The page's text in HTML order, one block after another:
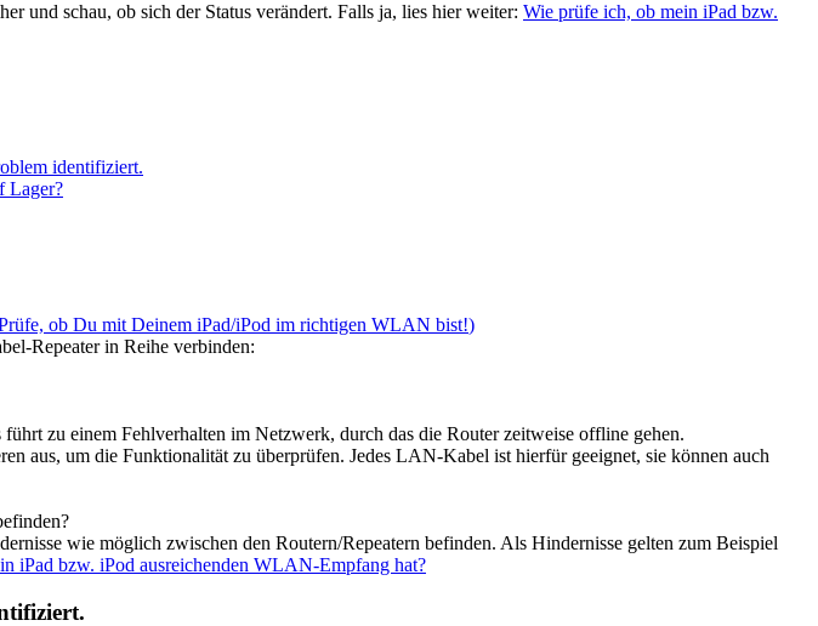
und schau, ob sich der Status verändert. Falls ja, lies hier weiter: Wie prüfe ich, ob mein iPad bzw.
identifiziert.
Lager?
ob Du mit Deinem iPad/iPod im richtigen WLAN bist!)
Repeater in Reihe verbinden:
zu einem Fehlverhalten im Netzwerk, durch das die Router zeitweise offline gehen.
aus, um die Funktionalität zu überprüfen. Jedes LAN-Kabel ist hierfür geeignet, sie können auch
wie möglich zwischen den Routern/Repeatern befinden. Als Hindernisse gelten zum Beispiel
iPad bzw. iPod ausreichenden WLAN-Empfang hat?